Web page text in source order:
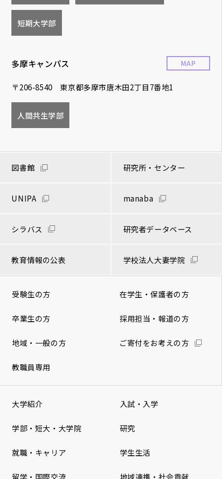
短期大学部
多摩キャンパス
〒206-8540 東京都多摩市唐木田2丁目7番地1
MAP
人間共生学部
図書館 研究所・センター
UNIPA manaba
シラバス 研究者データベース
教育情報の公表 学校法人大妻学院
受験生の方 在学生・保護者の方
卒業生の方 採用担当・報道の方
地域・一般の方 ご寄付をお考えの方
教職員専用
大学紹介 入試・入学
学部・短大・大学院 研究
就職・キャリア 学生生活
留学・国際交流 地域連携・社会貢献